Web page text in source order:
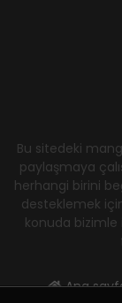
Bu sitedeki
paylaşmaya
herhangi birini
desteklemek
konuda
Ana